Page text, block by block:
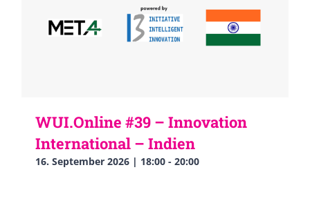
WUI.Online #39 – Innovation
International – Indien
16. September 2026 | 18:00 - 20:00